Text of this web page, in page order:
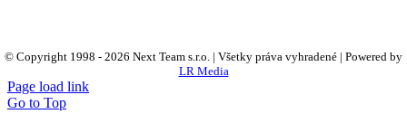
© Copyright 1998 - 2026 Next Team s.r.o. | Všetky práva vyhradené | Powered by
LR Media
Page load link
Go to Top